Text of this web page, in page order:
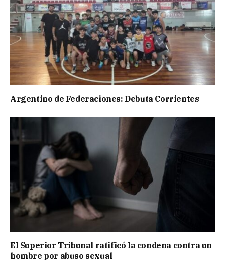
Argentino de Federaciones: Debuta Corrientes
El Superior Tribunal ratificó la condena contra un
hombre por abuso sexual